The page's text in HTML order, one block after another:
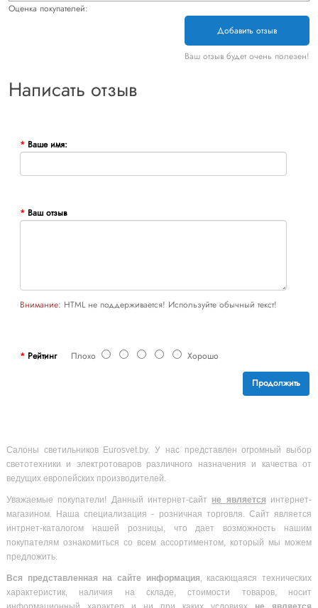
Оценка покупателей:
Добавить отзыв
Ваш отзыв будет очень полезен!
Написать отзыв
Ваше имя:
Ваш отзыв
Внимание: HTML не поддерживается! Используйте обычный текст!
РейтингПлохо Хорошо
Продолжить
Салоны светильников Eurosvet.by. У нас представлен огромный выбор
светотехники и электротоваров различного назначения и качества от
ведущих европейских производителей.
Уважаемые покупатели! Данный интернет-сайт не является интернет-
магазином. Наша специализация - розничная торговля. Сайт является
интрнет-каталогом нашей розницы, что дает возможность нашим
покупателям ознакомиться со всем ассортиментом, который мы можем
предложить.
Вся представленная на сайте информация , касающаяся технических
характеристик, наличия на складе, стоимости товаров, носит